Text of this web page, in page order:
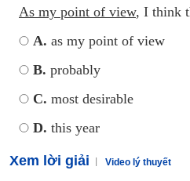
As my point of view, I think
A. as my point of view
B. probably
C. most desirable
D. this year
Xem lời giải Video lý thuyết